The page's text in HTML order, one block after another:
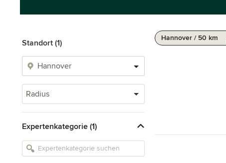
Standort (1)
Radius
Expertenkategorie (1)
Hannover / 50 km